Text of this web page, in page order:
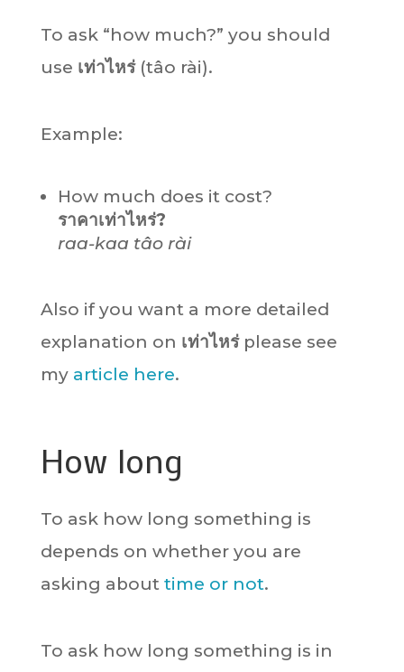
To ask “how much?” you should
use เท่าไหร่(tâo rài).
Example:
How much does it cost?
ราคาเท่าไหร่?
raa-kaa tâo rài
Also if you want a more detailed
explanation on เท่าไหร่please see
my article here.
How long
To ask how long something is
depends on whether you are
asking about time or not.
To ask how long something is in